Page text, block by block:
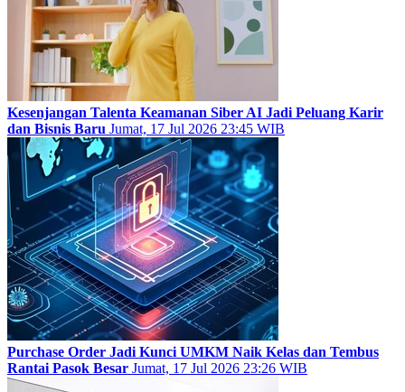
Kesenjangan Talenta Keamanan Siber AI Jadi Peluang Karir
dan Bisnis Baru Jumat, 17 Jul 2026 23:45 WIB
Purchase Order Jadi Kunci UMKM Naik Kelas dan Tembus
Rantai Pasok Besar Jumat, 17 Jul 2026 23:26 WIB